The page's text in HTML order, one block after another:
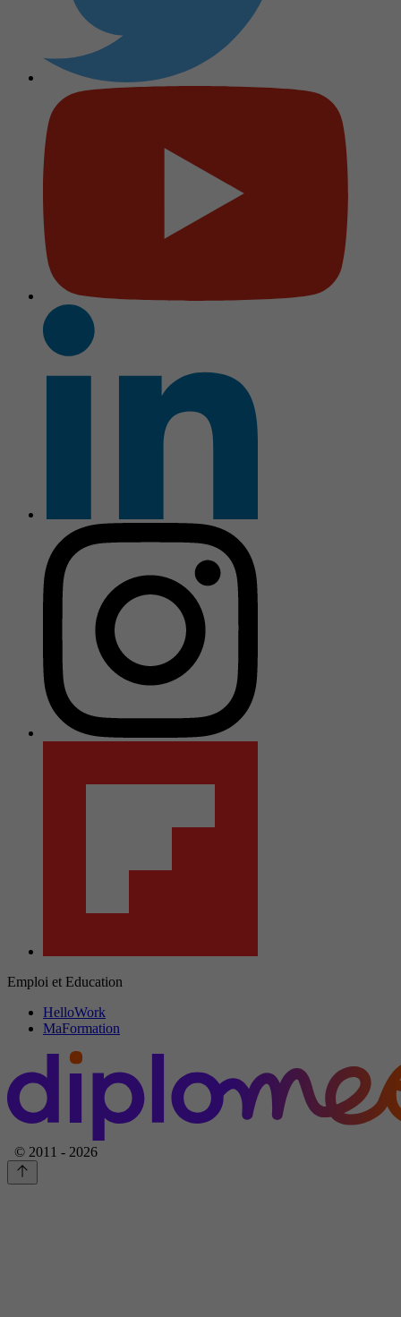
Emploi et Education
HelloWork
MaFormation
© 2011 - 2026